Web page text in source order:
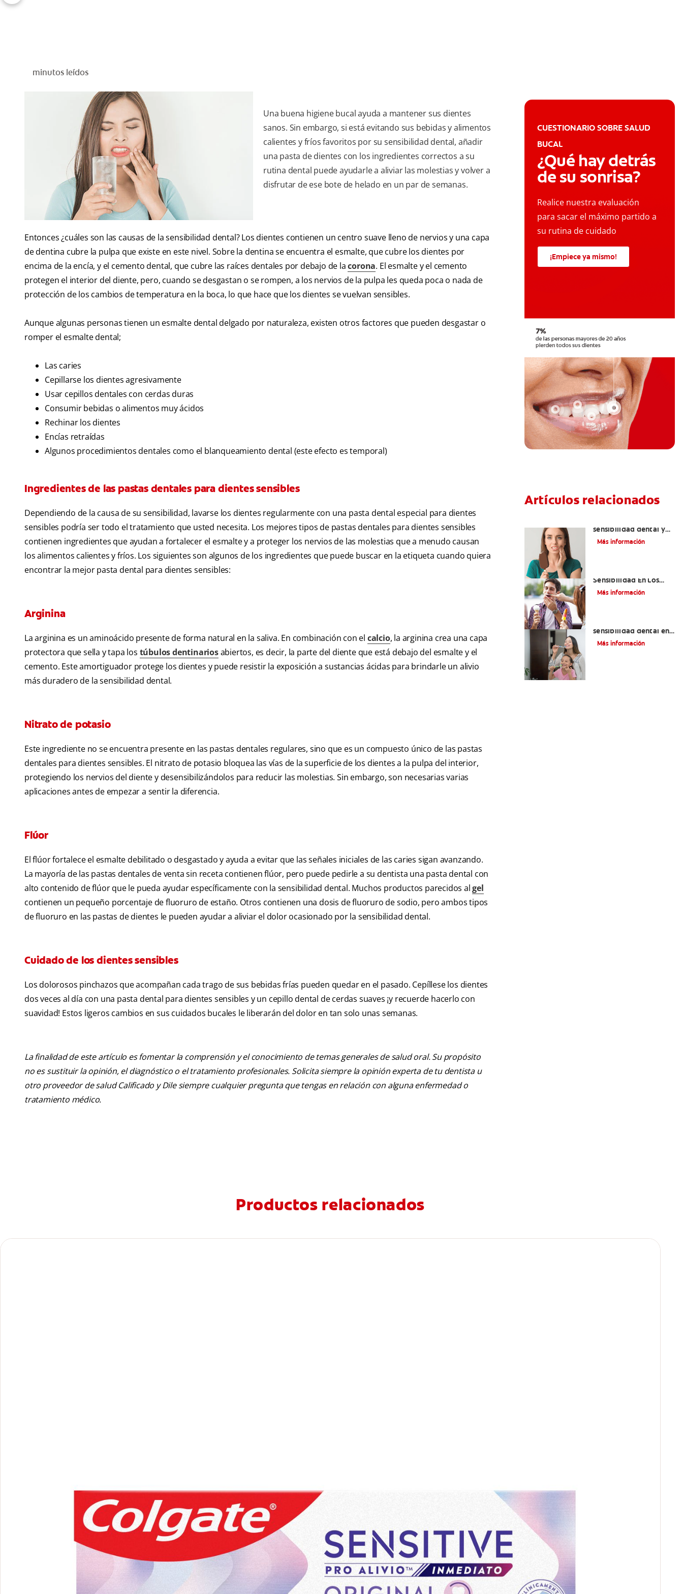
minutos leídos
Una buena higiene bucal ayuda a mantener sus dientes
sanos. Sin embargo, si está evitando sus bebidas y alimentos
calientes y fríos favoritos por su sensibilidad dental, añadir
una pasta de dientes con los ingredientes correctos a su
rutina dental puede ayudarle a aliviar las molestias y volver a
disfrutar de ese bote de helado en un par de semanas.
Entonces ¿cuáles son las causas de la sensibilidad dental? Los dientes contienen un centro suave lleno de nervios y una capa
de dentina cubre la pulpa que existe en este nivel. Sobre la dentina se encuentra el esmalte, que cubre los dientes por
encima de la encía, y el cemento dental, que cubre las raíces dentales por debajo de lacorona. El esmalte y el cemento
protegen el interior del diente, pero, cuando se desgastan o se rompen, a los nervios de la pulpa les queda poca o nada de
protección de los cambios de temperatura en la boca, lo que hace que los dientes se vuelvan sensibles.
Aunque algunas personas tienen un esmalte dental delgado por naturaleza, existen otros factores que pueden desgastar o
romper el esmalte dental;
Las caries
Cepillarse los dientes agresivamente
Usar cepillos dentales con cerdas duras
Consumir bebidas o alimentos muy ácidos
Rechinar los dientes
Encías retraídas
Algunos procedimientos dentales como el blanqueamiento dental (este efecto es temporal)
Ingredientes de las pastas dentales para dientes sensibles
Dependiendo de la causa de su sensibilidad, lavarse los dientes regularmente con una pasta dental especial para dientes
sensibles podría ser todo el tratamiento que usted necesita. Los mejores tipos de pastas dentales para dientes sensibles
contienen ingredientes que ayudan a fortalecer el esmalte y a proteger los nervios de las molestias que a menudo causan
los alimentos calientes y fríos. Los siguientes son algunos de los ingredientes que puede buscar en la etiqueta cuando quiera
encontrar la mejor pasta dental para dientes sensibles:
Arginina
La arginina es un aminoácido presente de forma natural en la saliva. En combinación con el calcio, la arginina crea una capa
protectora que sella y tapa los túbulos dentinariosabiertos, es decir, la parte del diente que está debajo del esmalte y el
cemento. Este amortiguador protege los dientes y puede resistir la exposición a sustancias ácidas para brindarle un alivio
más duradero de la sensibilidad dental.
Nitrato de potasio
Este ingrediente no se encuentra presente en las pastas dentales regulares, sino que es un compuesto único de las pastas
dentales para dientes sensibles. El nitrato de potasio bloquea las vías de la superficie de los dientes a la pulpa del interior,
protegiendo los nervios del diente y desensibilizándolos para reducir las molestias. Sin embargo, son necesarias varias
aplicaciones antes de empezar a sentir la diferencia.
Flúor
El flúor fortalece el esmalte debilitado o desgastado y ayuda a evitar que las señales iniciales de las caries sigan avanzando.
La mayoría de las pastas dentales de venta sin receta contienen flúor, pero puede pedirle a su dentista una pasta dental con
alto contenido de flúor que le pueda ayudar específicamente con la sensibilidad dental. Muchos productos parecidos algel
contienen un pequeño porcentaje de fluoruro de estaño. Otros contienen una dosis de fluoruro de sodio, pero ambos tipos
de fluoruro en las pastas de dientes le pueden ayudar a aliviar el dolor ocasionado por la sensibilidad dental.
Cuidado de los dientes sensibles
Los dolorosos pinchazos que acompañan cada trago de sus bebidas frías pueden quedar en el pasado. Cepíllese los dientes
dos veces al día con una pasta dental para dientes sensibles y un cepillo dental de cerdas suaves ¡y recuerde hacerlo con
suavidad! Estos ligeros cambios en sus cuidados bucales le liberarán del dolor en tan solo unas semanas.
La finalidad de este artículo es fomentar la comprensión y el conocimiento de temas generales de salud oral. Su propósito
no es sustituir la opinión, el diagnóstico o el tratamiento profesionales. Solicita siempre la opinión experta de tu dentista u
otro proveedor de salud Calificado y Dile siempre cualquier pregunta que tengas en relación con alguna enfermedad o
tratamiento médico.
CUESTIONARIO SOBRE SALUD
BUCAL
¿Qué hay detrás
de su sonrisa?
Realice nuestra evaluación
para sacar el máximo partido a
su rutina de cuidado
¡Empiece ya mismo!
Artículos relacionados
sensibilidad dental y
cómo tratarla
Más información
Sensibilidad En Los
Dientes?
Más información
sensibilidad dental en
niñas y niños
Más información
Productos relacionados